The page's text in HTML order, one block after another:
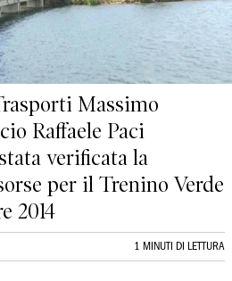
Massimo
Raffaele Paci
verificata la
per il Trenino Verde
2014
1 MINUTI DI LETTURA